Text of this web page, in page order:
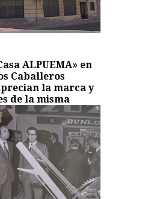
ALPUEMA» en
Caballeros
la marca y
de la misma